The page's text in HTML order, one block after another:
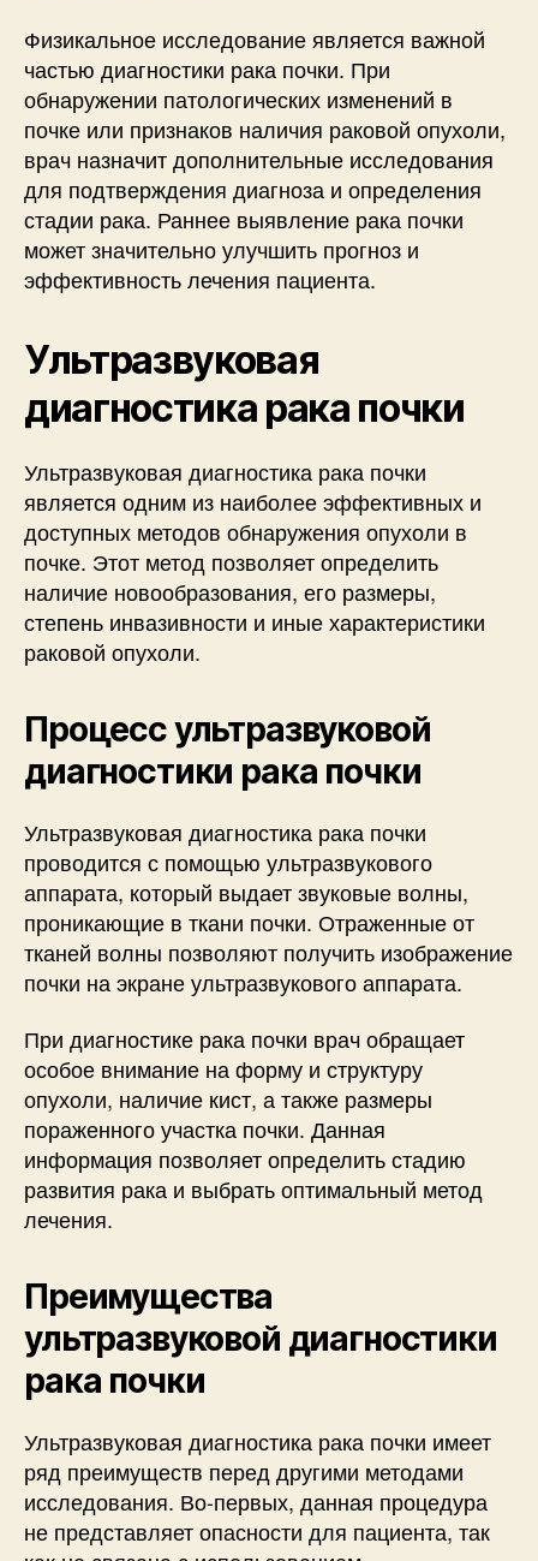
Физикальное исследование является важной
частью диагностики рака почки. При
обнаружении патологических изменений в
почке или признаков наличия раковой опухоли,
врач назначит дополнительные исследования
для подтверждения диагноза и определения
стадии рака. Раннее выявление рака почки
может значительно улучшить прогноз и
эффективность лечения пациента.
Ультразвуковая
диагностика рака почки
Ультразвуковая диагностика рака почки
является одним из наиболее эффективных и
доступных методов обнаружения опухоли в
почке. Этот метод позволяет определить
наличие новообразования, его размеры,
степень инвазивности и иные характеристики
раковой опухоли.
Процесс ультразвуковой
диагностики рака почки
Ультразвуковая диагностика рака почки
проводится с помощью ультразвукового
аппарата, который выдает звуковые волны,
проникающие в ткани почки. Отраженные от
тканей волны позволяют получить изображение
почки на экране ультразвукового аппарата.
При диагностике рака почки врач обращает
особое внимание на форму и структуру
опухоли, наличие кист, а также размеры
пораженного участка почки. Данная
информация позволяет определить стадию
развития рака и выбрать оптимальный метод
лечения.
Преимущества
ультразвуковой диагностики
рака почки
Ультразвуковая диагностика рака почки имеет
ряд преимуществ перед другими методами
исследования. Во-первых, данная процедура
не представляет опасности для пациента, так